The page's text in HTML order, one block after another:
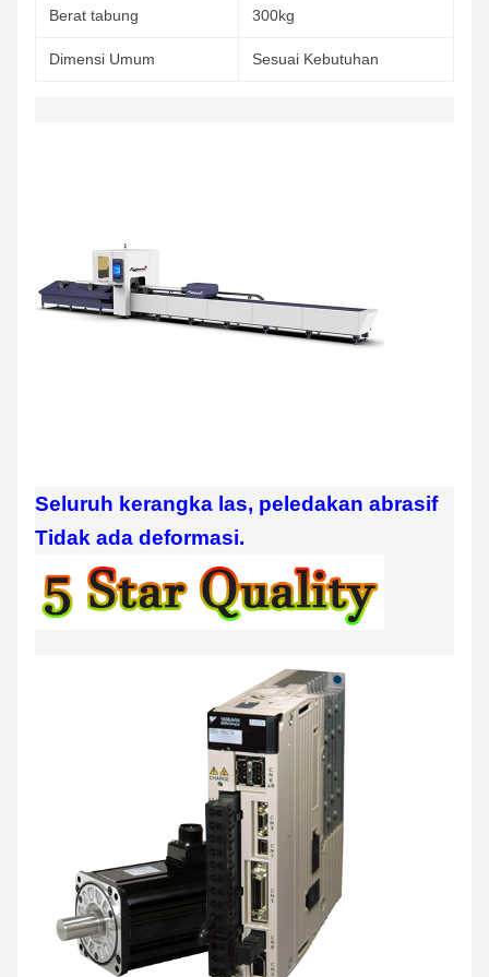
Berat tabung 300kg
Dimensi Umum Sesuai Kebutuhan
Seluruh kerangka las, peledakan abrasif
Tidak ada deformasi.